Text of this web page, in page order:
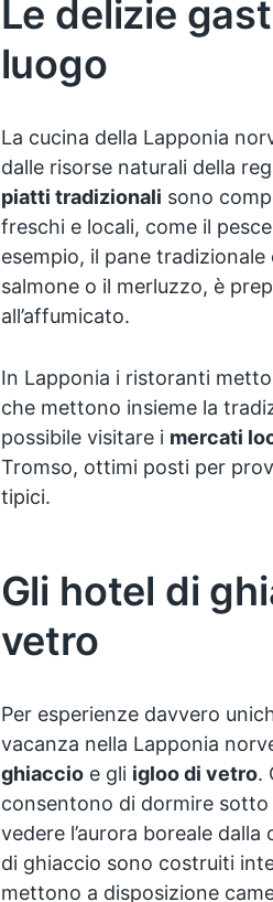
Le delizie
luogo
La cucina della Lapponia
dalle risorse naturali della
piatti tradizionali sono
freschi e locali, come il
esempio, il pane
salmone o il merluzzo, è
all’affumicato.
In Lapponia i ristoranti
che mettono insieme la
possibile visitare i mercati
Tromso, ottimi posti per
tipici.
Gli hotel di
vetro
Per esperienze davvero
vacanza nella Lapponia
ghiaccioe gli igloo di vetro.
consentono di dormire
vedere l’aurora boreale
di ghiaccio sono costruiti
mettono a disposizione